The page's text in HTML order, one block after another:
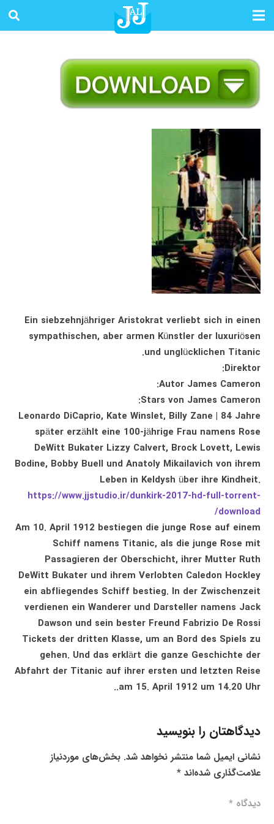
Ein siebzehnjähriger Aristokrat verliebt sich in einen
sympathischen, aber armen Künstler der luxuriösen
und unglücklichen Titanic.
Direktor:
Autor James Cameron:
Stars von James Cameron:
Leonardo DiCaprio, Kate Winslet, Billy Zane | 84 Jahre
später erzählt eine 100-jährige Frau namens Rose
DeWitt Bukater Lizzy Calvert, Brock Lovett, Lewis
Bodine, Bobby Buell und Anatoly Mikailavich von ihrem
Leben in Keldysh über ihre Kindheit.
https://www.jjstudio.ir/dunkirk-2017-hd-full-torrent-
download/
Am 10. April 1912 bestiegen die junge Rose auf einem
Schiff namens Titanic, als die junge Rose mit
Passagieren der Oberschicht, ihrer Mutter Ruth
DeWitt Bukater und ihrem Verlobten Caledon Hockley
ein abfliegendes Schiff bestieg. In der Zwischenzeit
verdienen ein Wanderer und Darsteller namens Jack
Dawson und sein bester Freund Fabrizio De Rossi
Tickets der dritten Klasse, um an Bord des Spiels zu
gehen. Und das erklärt die ganze Geschichte der
Abfahrt der Titanic auf ihrer ersten und letzten Reise
am 15. April 1912 um 14.20 Uhr..
دیدگاهتان را بنویسید
نشانی ایمیل شما منتشر نخواهد شد. بخش‌های موردنیاز
علامت‌گذاری شده‌اند*